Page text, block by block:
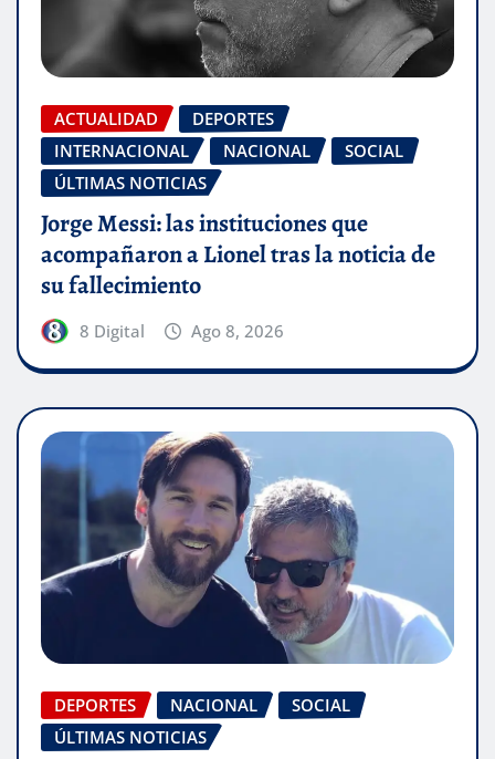
ACTUALIDAD
DEPORTES
INTERNACIONAL
NACIONAL
SOCIAL
ÚLTIMAS NOTICIAS
Jorge Messi: las instituciones que
acompañaron a Lionel tras la noticia de
su fallecimiento
8 Digital Ago 8, 2026
DEPORTES NACIONAL
SOCIAL
ÚLTIMAS NOTICIAS